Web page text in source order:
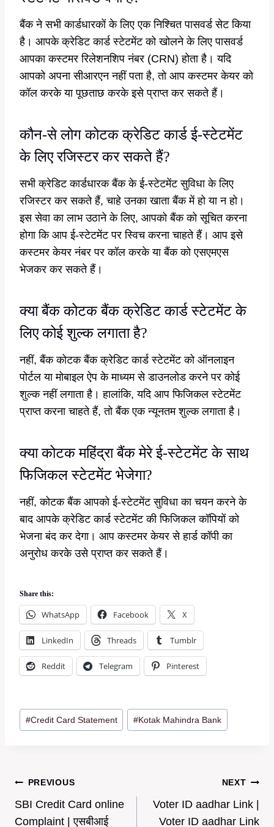
बैंक ने सभी कार्डधारकों के लिए एक निश्चित पासवर्ड सेट किया
है। आपके क्रेडिट कार्ड स्टेटमेंट को खोलने के लिए पासवर्ड
आपका कस्टमर रिलेशनशिप नंबर (CRN) होता है। यदि
आपको अपना सीआरएन नहीं पता है, तो आप कस्टमर केयर को
कॉल करके या पूछताछ करके इसे प्राप्त कर सकते हैं।
कौन-से लोग कोटक क्रेडिट कार्ड ई-स्टेटमेंट
के लिए रजिस्टर कर सकते हैं?
सभी क्रेडिट कार्डधारक बैंक के ई-स्टेटमेंट सुविधा के लिए
रजिस्टर कर सकते हैं, चाहे उनका खाता बैंक में हो या न हो।
इस सेवा का लाभ उठाने के लिए, आपको बैंक को सूचित करना
होगा कि आप ई-स्टेटमेंट पर स्विच करना चाहते हैं। आप इसे
कस्टमर केयर नंबर पर कॉल करके या बैंक को एसएमएस
भेजकर कर सकते हैं।
क्या बैंक कोटक बैंक क्रेडिट कार्ड स्टेटमेंट के
लिए कोई शुल्क लगाता है?
नहीं, बैंक कोटक बैंक क्रेडिट कार्ड स्टेटमेंट को ऑनलाइन
पोर्टल या मोबाइल ऐप के माध्यम से डाउनलोड करने पर कोई
शुल्क नहीं लगाता है। हालांकि, यदि आप फिजिकल स्टेटमेंट
प्राप्त करना चाहते हैं, तो बैंक एक न्यूनतम शुल्क लगाता है।
क्या कोटक महिंद्रा बैंक मेरे ई-स्टेटमेंट के साथ
फिजिकल स्टेटमेंट भेजेगा?
नहीं, कोटक बैंक आपको ई-स्टेटमेंट सुविधा का चयन करने के
बाद आपके क्रेडिट कार्ड स्टेटमेंट की फिजिकल कॉपियों को
भेजना बंद कर देगा। आप कस्टमर केयर से हार्ड कॉपी का
अनुरोध करके उसे प्राप्त कर सकते हैं।
Share this:
WhatsApp Facebook X
LinkedIn Threads Tumblr
Reddit Telegram Pinterest
Post
Tags:
#Credit Card Statement #Kotak Mahindra Bank
Post
navigation
PREVIOUS
SBI Credit Card online
Complaint | एसबीआई
NEXT
Voter ID aadhar Link |
Voter ID aadhar Link